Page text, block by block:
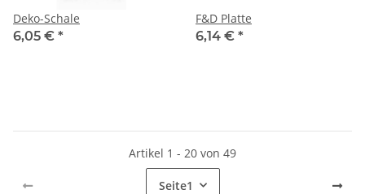
Deko-Schale
6,05 € *
F&D Platte
6,14 € *
Artikel 1 - 20 von 49
Seite1